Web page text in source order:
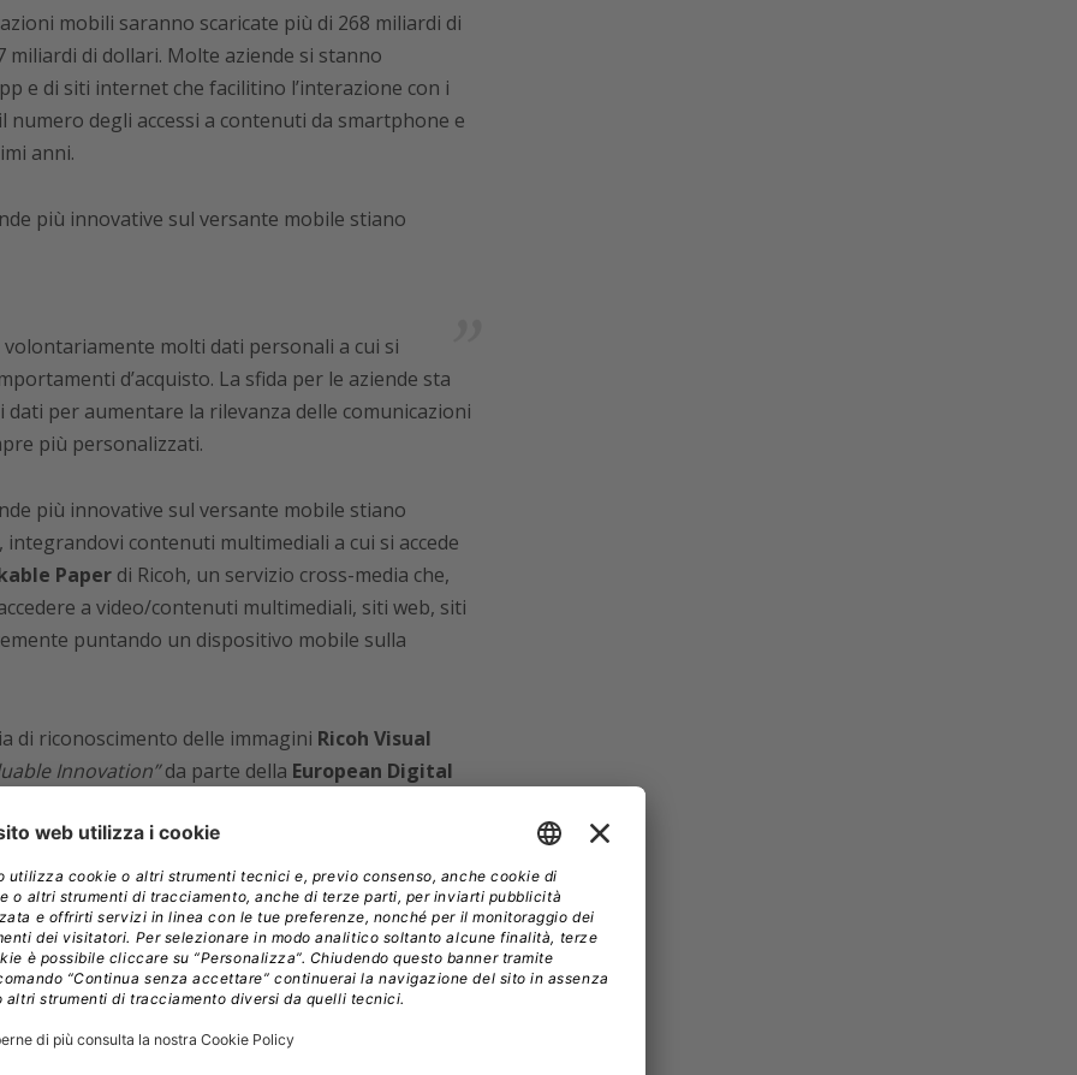
mobili saranno scaricate più di 268 miliardi di
di dollari. Molte aziende si stanno
e di siti internet che facilitino l’interazione con i
degli accessi a contenuti da smartphone e
anni.
più innovative sul versante mobile stiano
molti dati personali a cui si
d’acquisto. La sfida per le aziende sta
per aumentare la rilevanza delle comunicazioni
più personalizzati.
più innovative sul versante mobile stiano
contenuti multimediali a cui si accede
Paperdi Ricoh, un servizio cross-media che,
a video/contenuti multimediali, siti web, siti
puntando un dispositivo mobile sulla
di riconoscimento delle immagini Ricoh Visual
Innovation”da parte della European Digital
Paper le aziende possono così sviluppare
al passo con un mercato che punta sempre verso